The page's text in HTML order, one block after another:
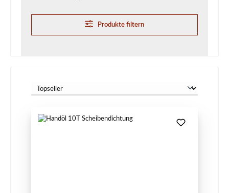
Produkte filtern